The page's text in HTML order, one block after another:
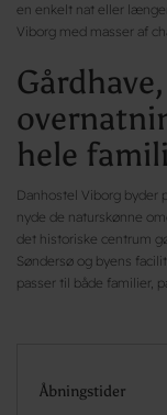
en enkelt nat eller
Viborg med masser af
hele
Danhostel Viborg byder
nyde de naturskønne
det historiske centrum
Søndersø og byens
passer til både familier,
Åbningstider